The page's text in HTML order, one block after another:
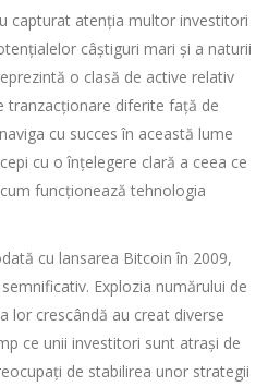
capturat atenția multor investitori
câștiguri mari și a naturii
o clasă de active relativ
tranzacționare diferite față de
cu succes în această lume
cu o înțelegere clară a ceea ce
funcționează tehnologia
cu lansarea Bitcoin în 2009,
Explozia numărului de
lor crescândă au creat diverse
ce unii investitori sunt atrași de
de stabilirea unor strategii